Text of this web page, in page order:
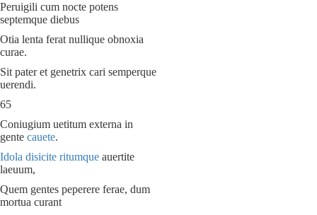
Peruigili cum nocte potens
septemque diebus
Otia lenta ferat nullique obnoxia
curae.
Sit pater et genetrix cari semperque
uerendi.
65
Coniugium uetitum externa in
gente cauete.
Idola disicite ritumque auertite
laeuum,
Quem gentes peperere ferae, dum
mortua curant